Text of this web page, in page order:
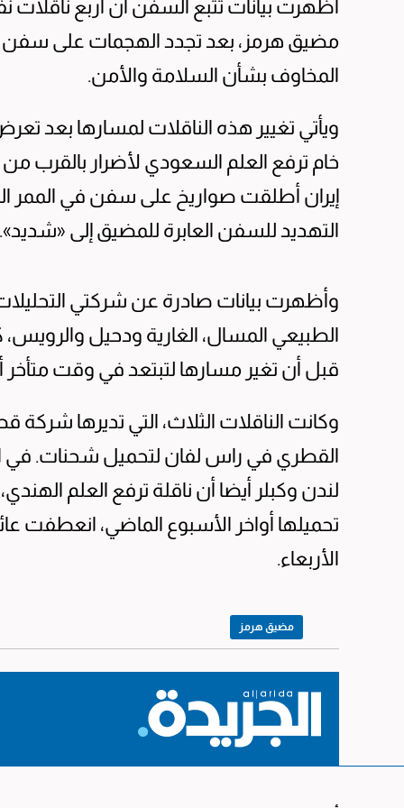
أظهرت بيانات تتبع السفن أن أربع
مضيق هرمز، بعد تجدد الهجمات ⁠على سفن في
‌المخاوف بشأن السلامة ​والأمن.
ويأتي تغيير هذه الناقلات لمسارها بعد
خام ترفع ‌العلم السعودي لأضرار بالقرب
إيران أطلقت ​صواريخ على سفن في الممر
التهديد للسفن ​العابرة للمضيق إلى «شديد».
وأظهرت بيانات صادرة ‌عن شركتي
الطبيعي المسال، الغارية ودحيل
قبل أن تغير ⁠مسارها لتبتعد في وقت متأخر
وكانت الناقلات الثلاث، التي تديرها
القطري ​في راس لفان لتحميل ‌شحنات.
‌لندن وكبلر أيضا أن ناقلة ترفع العلم
تحميلها أواخر الأسبوع الماضي، انعطفت
الأربعاء.
مضيق هرمز